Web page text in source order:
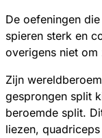
De oefeningen
spieren sterk en
overigens niet om
Zijn
gesprongen split
beroemde split.
liezen,